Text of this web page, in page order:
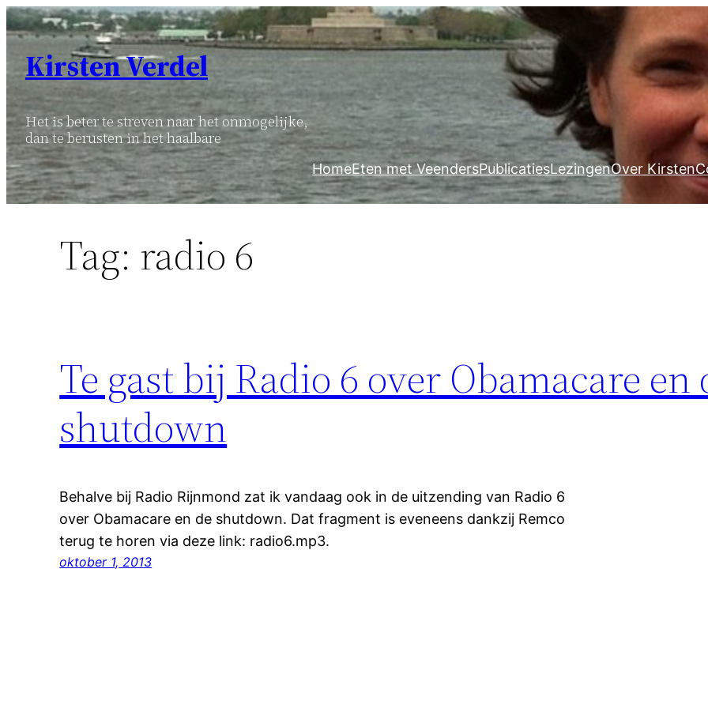
Ga
naar
inhoud
Kirsten Verdel
Het is beter te streven naar het onmogelijke,
dan te berusten in het haalbare
HomeEten met VeendersPublicatiesLezingenOver Kirsten
Tag: radio 6
Te gast bij Radio 6 over Obamacare en
shutdown
Behalve bij Radio Rijnmond zat ik vandaag ook in de uitzending van Radio 6
over Obamacare en de shutdown. Dat fragment is eveneens dankzij Remco
terug te horen via deze link: radio6.mp3.
oktober 1, 2013